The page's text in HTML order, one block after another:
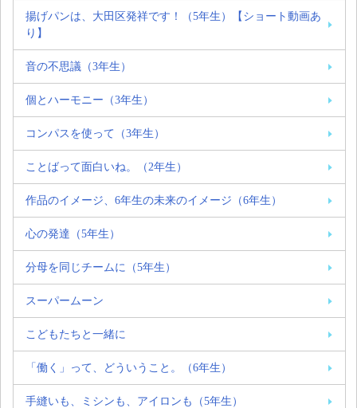
揚げパンは、大田区発祥です！（5年生）【ショート動画あ
り】
音の不思議（3年生）
個とハーモニー（3年生）
コンパスを使って（3年生）
ことばって面白いね。（2年生）
作品のイメージ、6年生の未来のイメージ（6年生）
心の発達（5年生）
分母を同じチームに（5年生）
スーパームーン
こどもたちと一緒に
「働く」って、どういうこと。（6年生）
手縫いも、ミシンも、アイロンも（5年生）